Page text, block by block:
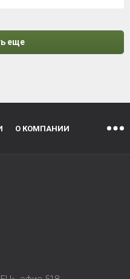
еще
О КОМПАНИИ